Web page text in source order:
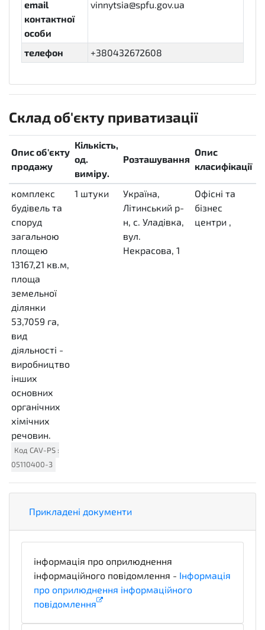
email
контактної
особи
vinnytsia@spfu.gov.ua
телефон +380432672608
Склад об'єкту приватизації
Опис об'єкту
продажу
Кількість,
од.
виміру.
Розташування
Опис
класифікації
комплекс
будівель та
споруд
загальною
площею
13167,21 кв.м,
площа
земельної
ділянки
53,7059 га,
вид
діяльності -
виробництво
інших
основних
органічних
хімічних
речовин.
Код CAV-PS :
05110400-3
1 штуки
Україна,
Літинський р-
н, с. Уладівка,
вул.
Некрасова, 1
Офісні та
бізнес
центри ,
Прикладені документи
інформація про оприлюднення
інформаційного повідомлення - Інформація
про оприлюднення інформаційного
повідомлення